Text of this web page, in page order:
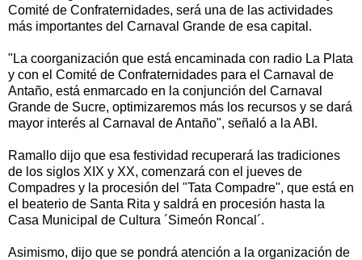
Comité de Confraternidades, será una de las actividades
más importantes del Carnaval Grande de esa capital.
"La coorganización que está encaminada con radio La Plata
y con el Comité de Confraternidades para el Carnaval de
Antaño, está enmarcado en la conjunción del Carnaval
Grande de Sucre, optimizaremos más los recursos y se dará
mayor interés al Carnaval de Antaño", señaló a la ABI.
Ramallo dijo que esa festividad recuperará las tradiciones
de los siglos XIX y XX, comenzará con el jueves de
Compadres y la procesión del "Tata Compadre", que está en
el beaterio de Santa Rita y saldrá en procesión hasta la
Casa Municipal de Cultura ´Simeón Roncal´.
Asimismo, dijo que se pondrá atención a la organización de